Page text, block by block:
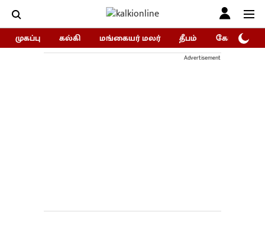
முகப்பு கல்கி மங்கையர் மலர் தீபம் கோகுலம்/
Advertisement